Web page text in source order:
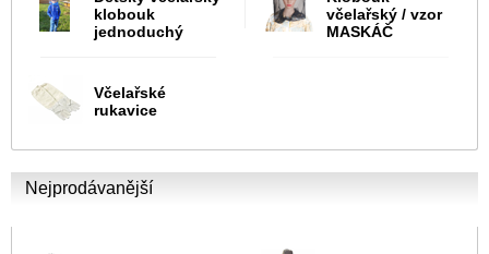
klobouk
jednoduchý
včelařský / vzor
MASKÁČ
Včelařské
rukavice
Nejprodávanější